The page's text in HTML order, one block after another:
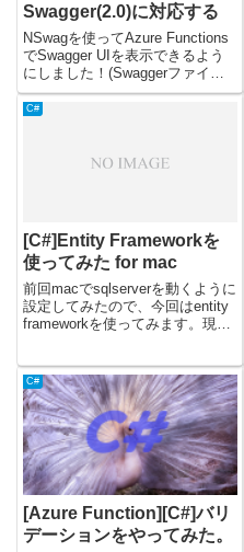
Swagger(2.0)に対応する
NSwagを使ってAzure Functions
でSwagger UIを表示できるよう
にしました！(Swaggerファイル
の書き出しも)OpenApi3.0も対応
しているしAPI Managementで管
C#
[C#]Entity Frameworkを
使ってみた for mac
前回macでsqlserverを動くように
設定してみたので、今回はentity
frameworkを使ってみます。現在
じ・・・コードを書くために
Visual Stadio For M...
C#
[Azure Function][C#]バリ
デーションをやってみた。